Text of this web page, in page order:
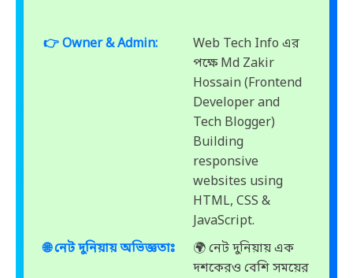
👉 Owner & Admin:
Web Tech Info এর
পক্ষে Md Zakir
Hossain (Frontend
Developer and
Tech Blogger)
Building
responsive
websites using
HTML, CSS &
JavaScript.
🌐 নেট দুনিয়ায় অভিজ্ঞতাঃ
🌍 নেট দুনিয়ায় এক
দশকেরও বেশি সময়ের